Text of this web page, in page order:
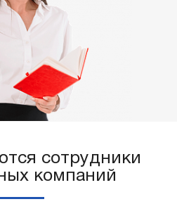
сотрудники
компаний